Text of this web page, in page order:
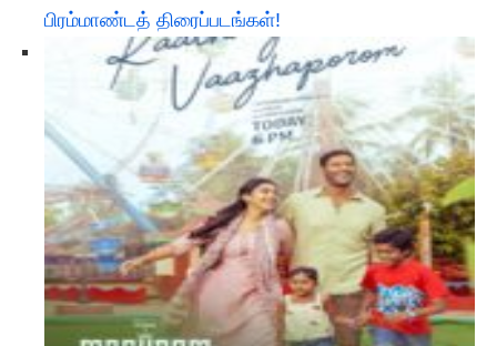
பிரம்மாண்டத் திரைப்படங்கள்!